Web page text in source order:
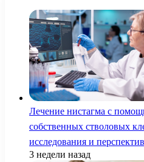
Лечение нистагма с
собственных стволовых
исследования и
3 недели назад